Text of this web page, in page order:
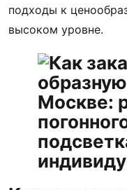
подходы к
высоком уровне.